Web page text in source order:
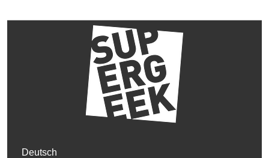
Deutsch